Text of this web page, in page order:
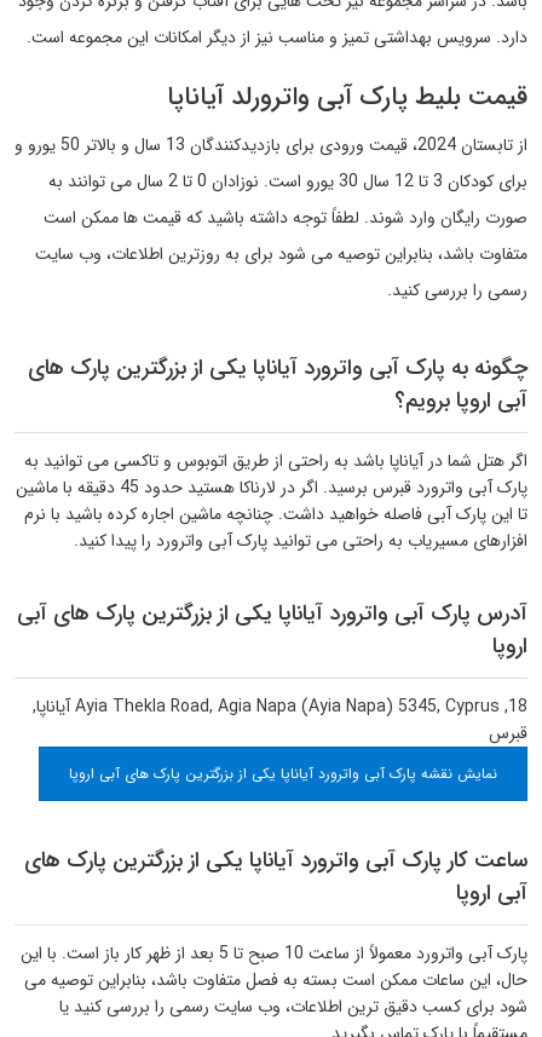
دارد. سرویس بهداشتی تمیز و مناسب نیز از دیگر امکانات این مجموعه است.
قیمت بلیط پارک آبی واترورلد آیاناپا
از تابستان 2024، قیمت ورودی برای بازدیدکنندگان 13 سال و بالاتر 50 یورو و
برای کودکان 3 تا 12 سال 30 یورو است. نوزادان 0 تا 2 سال می توانند به
صورت رایگان وارد شوند. لطفاً توجه داشته باشید که قیمت ها ممکن است
متفاوت باشد، بنابراین توصیه می شود برای به روزترین اطلاعات، وب سایت
رسمی را بررسی کنید.
چگونه به پارک آبی واترورد آیاناپا یکی از بزرگترین پارک های
آبی اروپا برویم؟
اگر هتل شما در آیاناپا باشد به راحتی از طریق اتوبوس و تاکسی می توانید به
پارک آبی واترورد قبرس برسید. اگر در لارناکا هستید حدود 45 دقیقه با ماشین
تا این پارک آبی فاصله خواهید داشت. چنانچه ماشین اجاره کرده باشید با نرم
افزارهای مسیریاب به راحتی می توانید پارک آبی واترورد را پیدا کنید.
آدرس پارک آبی واترورد آیاناپا یکی از بزرگترین پارک های آبی
اروپا
18, Ayia Thekla Road, Agia Napa (Ayia Napa) 5345, Cyprus آیاناپا,
قبرس
نمایش نقشه پارک آبی واترورد آیاناپا یکی از بزرگترین پارک های آبی اروپا
ساعت کار پارک آبی واترورد آیاناپا یکی از بزرگترین پارک های
آبی اروپا
پارک آبی واترورد معمولاً از ساعت 10 صبح تا 5 بعد از ظهر کار باز است. با این
حال، این ساعات ممکن است بسته به فصل متفاوت باشد، بنابراین توصیه می
شود برای کسب دقیق ترین اطلاعات، وب سایت رسمی را بررسی کنید یا